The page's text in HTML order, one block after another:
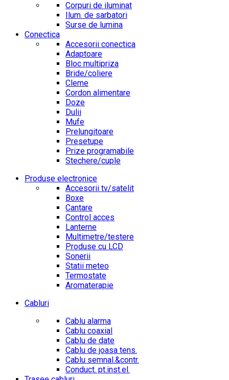
Corpuri de iluminat
Ilum. de sarbatori
Surse de lumina
Conectica
Accesorii conectica
Adaptoare
Bloc multipriza
Bride/coliere
Cleme
Cordon alimentare
Doze
Dulii
Mufe
Prelungitoare
Presetupe
Prize programabile
Stechere/cuple
Produse electronice
Accesorii tv/satelit
Boxe
Cantare
Control acces
Lanterne
Multimetre/testere
Produse cu LCD
Sonerii
Statii meteo
Termostate
Aromaterapie
Cabluri
Cablu alarma
Cablu coaxial
Cablu de date
Cablu de joasa tens.
Cablu semnal.&contr.
Conduct. pt.inst.el.